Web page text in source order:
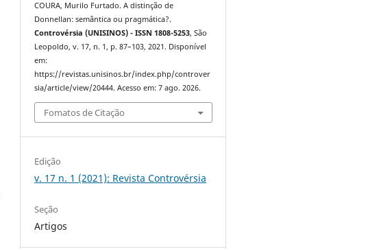
COURA, Murilo Furtado. A distinção de
Donnellan: semântica ou pragmática?.
Controvérsia (UNISINOS) - ISSN 1808-5253, São
Leopoldo, v. 17, n. 1, p. 87–103, 2021. Disponível
em:
https://revistas.unisinos.br/index.php/controver
sia/article/view/20444. Acesso em: 7 ago. 2026.
Fomatos de Citação
Edição
v. 17 n. 1 (2021): Revista Controvérsia
Seção
Artigos